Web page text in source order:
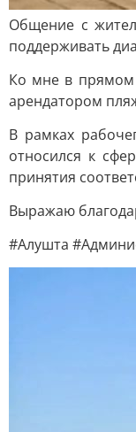
Общение с
поддерживать
Ко мне в прямом
арендатором
В рамках
относился к
принятия
Выражаю
#Алушта